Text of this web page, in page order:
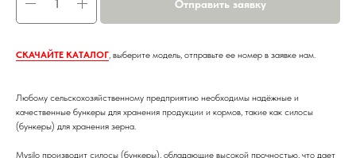
Отправить заявку
СКАЧАЙТЕ КАТАЛОГ, выберите модель, отправьте ее номер в заявке нам.
Любому сельскохозяйственному предприятию необходимы надёжные и
качественные бункеры для хранения продукции и кормов, такие как силосы
(бункеры) для хранения зерна.
Mysilo производит силосы (бункеры), обладающие высокой прочностью, что дает